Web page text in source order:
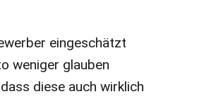
eingeschätzt
weniger glauben
diese auch wirklich